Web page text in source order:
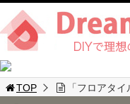
TOP 「フロアタ